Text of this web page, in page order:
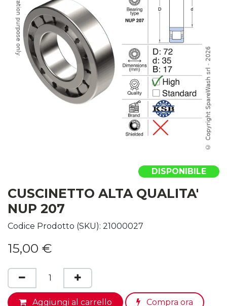
DISPONIBILE
CUSCINETTO ALTA QUALITA'
NUP 207
Codice Prodotto (SKU): 21000027
15,00 €
Aggiungi al carrello Compra ora